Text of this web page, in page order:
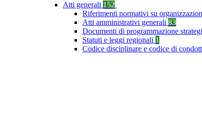
Atti generali 152
Riferimenti normativi su
Atti amministrativi generali 83
Documenti di programmazione
Statuti e leggi regionali 1
Codice disciplinare e codice di